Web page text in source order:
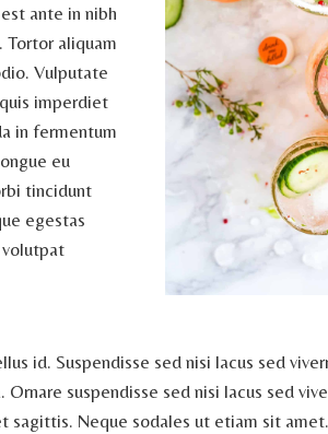
ante in nibh
Tortor aliquam
Vulputate
imperdiet
in fermentum
eu
tincidunt
egestas
id. Suspendisse sed nisi lacus sed
suspendisse sed nisi lacus sed
sagittis. Neque sodales ut etiam sit